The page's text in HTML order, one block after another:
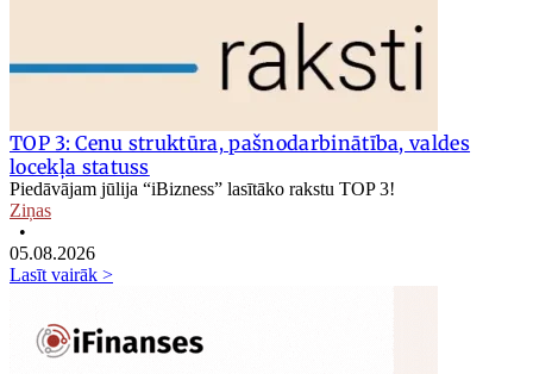
TOP 3: Cenu struktūra, pašnodarbinātība, valdes
locekļa statuss
Piedāvājam jūlija “iBizness” lasītāko rakstu TOP 3!
Ziņas
•
05.08.2026
Lasīt vairāk >